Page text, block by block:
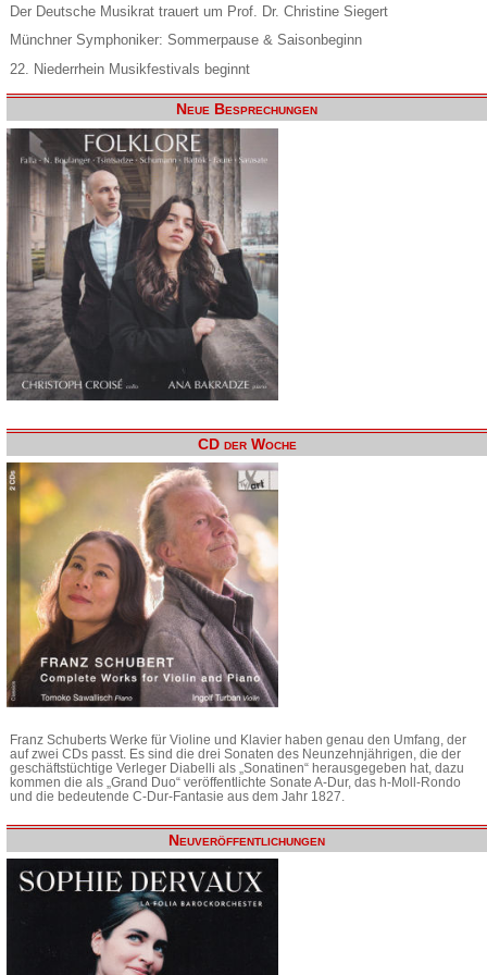
Der Deutsche Musikrat trauert um Prof. Dr. Christine Siegert
Münchner Symphoniker: Sommerpause & Saisonbeginn
22. Niederrhein Musikfestivals beginnt
Neue Besprechungen
CD der Woche
Franz Schuberts Werke für Violine und Klavier haben genau den Umfang, der
auf zwei CDs passt. Es sind die drei Sonaten des Neunzehnjährigen, die der
geschäftstüchtige Verleger Diabelli als „Sonatinen“ herausgegeben hat, dazu
kommen die als „Grand Duo“ veröffentlichte Sonate A-Dur, das h-Moll-Rondo
und die bedeutende C-Dur-Fantasie aus dem Jahr 1827.
Neuveröffentlichungen